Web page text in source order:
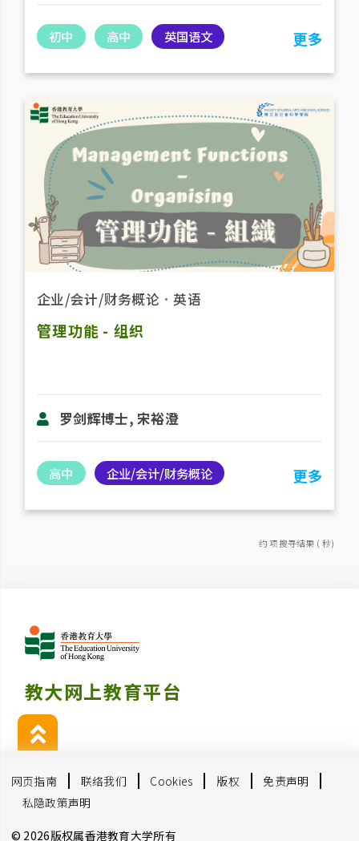
初中 高中 英国语文 更多
企业/会计/财务概论 ．英语
管理功能 - 组织
罗剑辉博士, 宋裕澄
高中 企业/会计/财务概论 更多
约 项搜寻结果 ( 秒)
教大网上教育平台
网页指南 联络我们 Cookies 版权
免责声明
私隐政策声明
© 2026版权属香港教育大学所有